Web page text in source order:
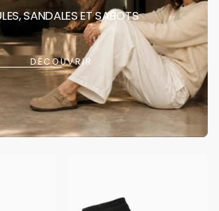
SANDALES ET SABOTS
DÉCOUVRIR